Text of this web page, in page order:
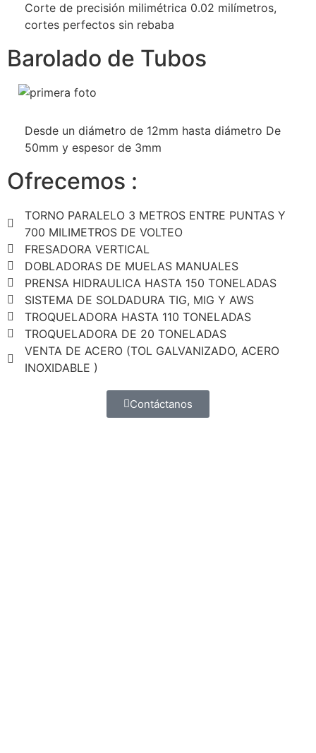
Corte de precisión milimétrica 0.02 milímetros,
cortes perfectos sin rebaba
Barolado de Tubos
Desde un diámetro de 12mm hasta diámetro De
50mm y espesor de 3mm
Ofrecemos :
TORNO PARALELO 3 METROS ENTRE PUNTAS Y
700 MILIMETROS DE VOLTEO
FRESADORA VERTICAL
DOBLADORAS DE MUELAS MANUALES
PRENSA HIDRAULICA HASTA 150 TONELADAS
SISTEMA DE SOLDADURA TIG, MIG Y AWS
TROQUELADORA HASTA 110 TONELADAS
TROQUELADORA DE 20 TONELADAS
VENTA DE ACERO (TOL GALVANIZADO, ACERO
INOXIDABLE )
Contáctanos